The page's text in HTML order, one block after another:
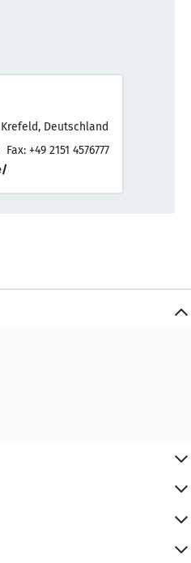
Deutschland
Fax: +49 2151 4576777